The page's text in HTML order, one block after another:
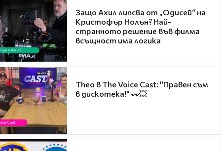
Защо Ахил липсва от „Одисей“ на
Кристофър Нолън? Най-
странното решение във филма
всъщност има логика
Theo в The Voice Cast: "Правен съм
в дискотека!" 👀💥